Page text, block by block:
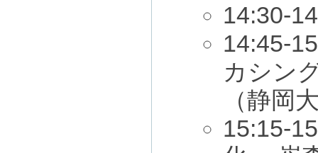
14:30-
14:45-
カシン
（静岡
15:15-